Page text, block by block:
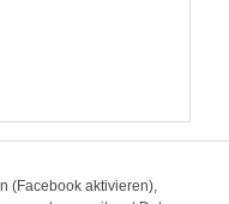
(Facebook aktivieren),